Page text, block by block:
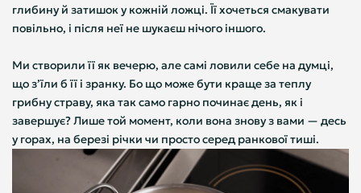
глибину й затишок у кожній ложці. Її хочеться смакувати
повільно, і після неї не шукаєш нічого іншого.
Ми створили її як вечерю, але самі ловили себе на думці,
що з’їли б її і зранку. Бо що може бути краще за теплу
грибну страву, яка так само гарно починає день, як і
завершує? Лише той момент, коли вона знову з вами — десь
у горах, на березі річки чи просто серед ранкової тиші.